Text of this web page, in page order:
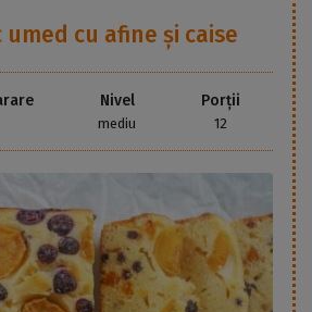
umed cu afine și caise
Nivel
mediu
Porții
12